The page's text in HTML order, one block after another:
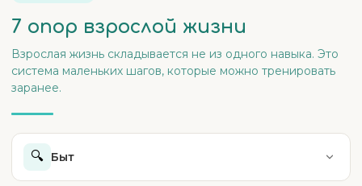
7 опор взрослой жизни
Взрослая жизнь складывается не из одного навыка. Это
система маленьких шагов, которые можно тренировать
заранее.
🔍 Быт